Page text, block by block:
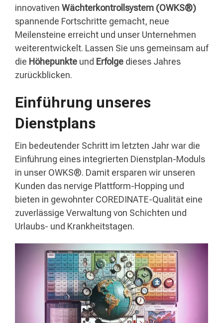
innovativen Wächterkontrollsystem (OWKS®)
spannende Fortschritte gemacht, neue
Meilensteine erreicht und unser Unternehmen
weiterentwickelt. Lassen Sie uns gemeinsam auf
die Höhepunkte und Erfolge dieses Jahres
zurückblicken.
Einführung unseres
Dienstplans
Ein bedeutender Schritt im letzten Jahr war die
Einführung eines integrierten Dienstplan-Moduls
in unser OWKS®. Damit ersparen wir unseren
Kunden das nervige Plattform-Hopping und
bieten in gewohnter COREDINATE-Qualität eine
zuverlässige Verwaltung von Schichten und
Urlaubs- und Krankheitstagen.